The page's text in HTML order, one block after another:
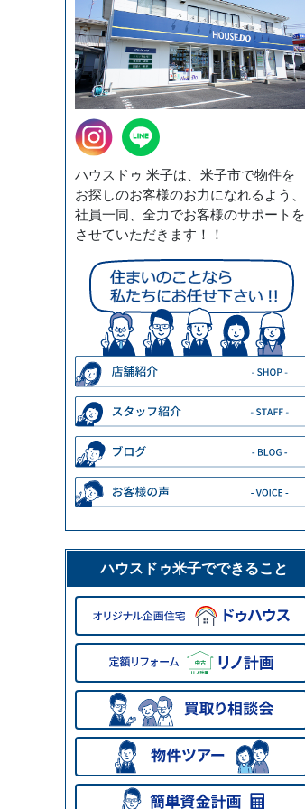
ハウスドゥ 米子は、米子市で物件を
お探しのお客様のお力になれるよう、
社員一同、全力でお客様のサポートを
させていただきます！！
ハウスドゥ米子でできること